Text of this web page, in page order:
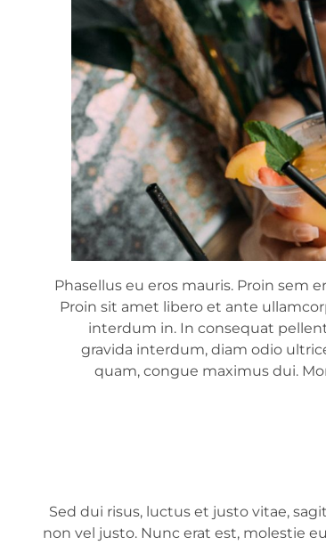
Phasellus eu eros mauris. Proin sem
Proin sit amet libero et ante
interdum in. In consequat
gravida interdum, diam odio
quam, congue maximus dui.
Sed dui risus, luctus et justo vitae,
non vel justo. Nunc erat est, molestie